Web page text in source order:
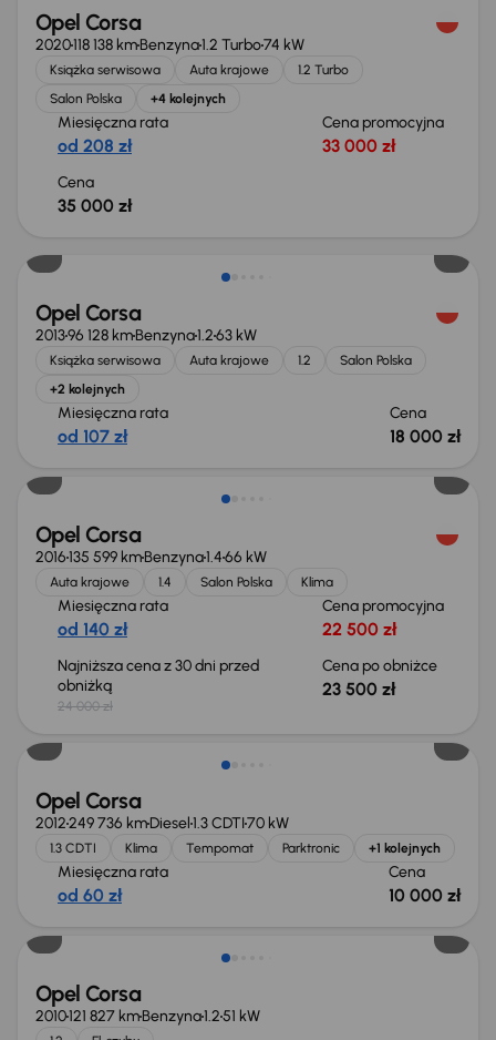
Opel Corsa
2020118 138 kmBenzyna1.2 Turbo74 kW
Książka serwisowa Auta krajowe
1.2 Turbo
Salon Polska
+4 kolejnych
Miesięczna rata
od 208 zł
Cena promocyjna
33 000 zł
Cena
35 000 zł
Opel Corsa
201396 128 kmBenzyna1.263 kW
Książka serwisowa Auta krajowe 1.2
Salon Polska
+2 kolejnych
Miesięczna rata
od 107 zł
Cena
18 000 zł
Taniej o 500 zł
Opel Corsa
2016135 599 kmBenzyna1.466 kW
Auta krajowe 1.4 Salon Polska Klima
Miesięczna rata
od 140 zł
Cena promocyjna
22 500 zł
Najniższa cena z 30 dni przed
obniżką
24 000 zł
Cena po obniżce
23 500 zł
Opel Corsa
2012249 736 kmDiesel1.3 CDTI70 kW
1.3 CDTI Klima Tempomat Parktronic +1 kolejnych
Miesięczna rata
od 60 zł
Cena
10 000 zł
Taniej o 500 zł
Opel Corsa
2010121 827 kmBenzyna1.251 kW